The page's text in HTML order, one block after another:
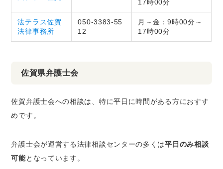
17時00分
法テラス佐賀
法律事務所
050-3383-55
12
月～金：9時00分～
17時00分
佐賀県弁護士会
佐賀弁護士会への相談は、特に平日に時間がある方におすす
めです。
弁護士会が運営する法律相談センターの多くは平日のみ相談
可能となっています。